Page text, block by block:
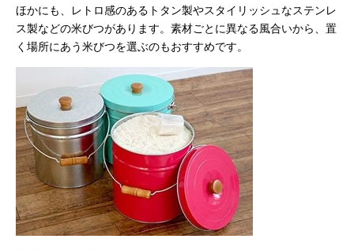
ほかにも、レトロ感のあるトタン製やスタイリッシュなステンレ
ス製などの米びつがあります。素材ごとに異なる風合いから、置
く場所にあう米びつを選ぶのもおすすめです。